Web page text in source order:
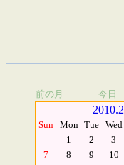
前の月 今日
2010.2
Sun Mon Tue Wed
1
2 3
7
8 9 10